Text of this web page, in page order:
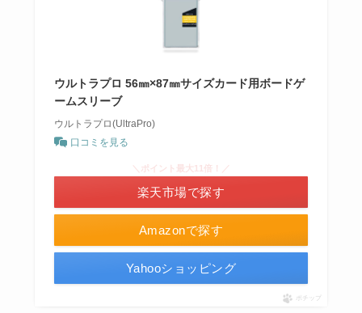
ウルトラプロ 56㎜×87㎜サイズカード用ボードゲ
ームスリーブ
ウルトラプロ(UltraPro)
口コミを見る
Amazonで探す
＼ポイント最大11倍！／
楽天市場で探す
Yahooショッピング
ポチップ